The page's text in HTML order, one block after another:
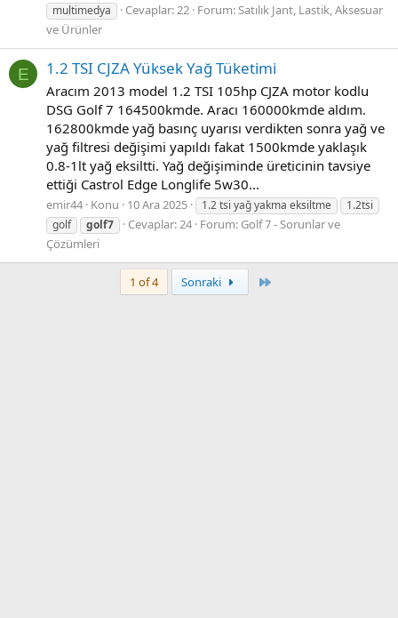
multimedya
Cevaplar: 22 Forum:Satılık Jant, Lastik, Aksesuar
ve Ürünler
E 1.2 TSI CJZA Yüksek Yağ Tüketimi
Aracım 2013 model 1.2 TSI 105hp CJZA motor kodlu
DSG Golf 7 164500kmde. Aracı 160000kmde aldım.
162800kmde yağ basınç uyarısı verdikten sonra yağ ve
yağ filtresi değişimi yapıldı fakat 1500kmde yaklaşık
0.8-1lt yağ eksiltti. Yağ değişiminde üreticinin tavsiye
ettiği Castrol Edge Longlife 5w30...
emir44 Konu 10 Ara 2025 1.2 tsi yağ yakma eksiltme
1.2tsi
golf
golf7 Cevaplar: 24 Forum: Golf 7 - Sorunlar ve
Çözümleri
1 of 4 Sonraki